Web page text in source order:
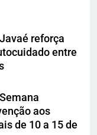
reforça
entre
aos
de 10 a 15 de